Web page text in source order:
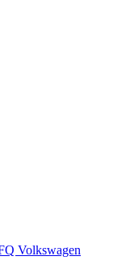
Volkswagen